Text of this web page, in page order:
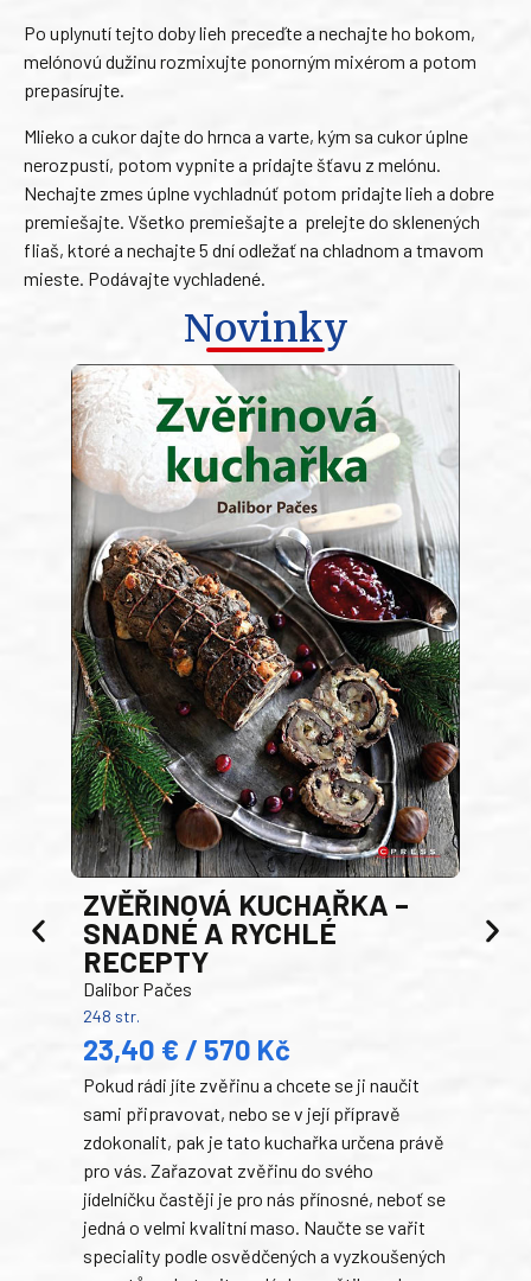
Po uplynutí tejto doby lieh preceďte a nechajte ho bokom,
melónovú dužinu rozmixujte ponorným mixérom a potom
prepasírujte.
Mlieko a cukor dajte do hrnca a varte, kým sa cukor úplne
nerozpustí, potom vypnite a pridajte šťavu z melónu.
Nechajte zmes úplne vychladnúť potom pridajte lieh a dobre
premiešajte. Všetko premiešajte a prelejte do sklenených
fliaš, ktoré a nechajte 5 dní odležať na chladnom a tmavom
mieste. Podávajte vychladené.
Novinky
ZVĚŘINOVÁ KUCHAŘKA –
SNADNÉ A RYCHLÉ
RECEPTY
Dalibor Pačes
248 str.
23,40 € / 570 Kč
Pokud rádi jíte zvěřinu a chcete se ji naučit
sami připravovat, nebo se v její přípravě
zdokonalit, pak je tato kuchařka určena právě
pro vás. Zařazovat zvěřinu do svého
jídelníčku častěji je pro nás přínosné, neboť se
jedná o velmi kvalitní maso. Naučte se vařit
speciality podle osvědčených a vyzkoušených